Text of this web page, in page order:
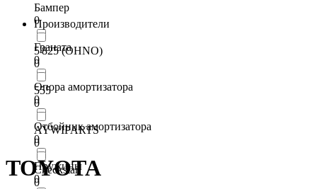
Бампер
0
Граната
0
Опора амортизатора
0
Отбойник амортизатора
0
Пружины
0
Производители
5'825 (OHNO)
0
555
0
AYWIPARTS
0
Checkstar
0
TOYOTA